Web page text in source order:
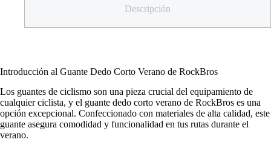
Descripción
Introducción al Guante Dedo Corto Verano de RockBros
Los guantes de ciclismo son una pieza crucial del equipamiento de
cualquier ciclista, y el guante dedo corto verano de RockBros es una
opción excepcional. Confeccionado con materiales de alta calidad, este
guante asegura comodidad y funcionalidad en tus rutas durante el
verano.